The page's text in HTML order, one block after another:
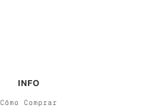
INFO
Cómo Comprar